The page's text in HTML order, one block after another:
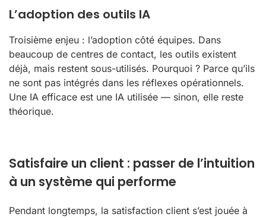
L’adoption des outils IA
Troisième enjeu : l’adoption côté équipes. Dans
beaucoup de centres de contact, les outils existent
déjà, mais restent sous-utilisés. Pourquoi ? Parce qu’ils
ne sont pas intégrés dans les réflexes opérationnels.
Une IA efficace est une IA utilisée — sinon, elle reste
théorique.
Satisfaire un client : passer de l’intuition
à un système qui performe
Pendant longtemps, la satisfaction client s’est jouée à